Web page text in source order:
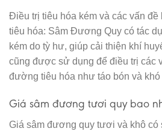
Điều trị tiêu hóa kém và các vấn
tiêu hóa: Sâm Đương Quy có tác
kém do tỳ hư, giúp cải thiện khí
cũng được sử dụng để điều trị các
đường tiêu hóa như táo bón và khó
Giá sâm đương tươi quy bao
Giá sâm đương quy tươi và khô có